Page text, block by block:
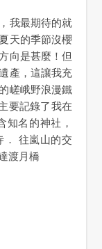
天的季節沒櫻
向是甚麼！但
產，這讓我充
嵯峨野浪漫鐵
要記錄了我在
知名的神社，
． 往嵐山的交
渡月橋